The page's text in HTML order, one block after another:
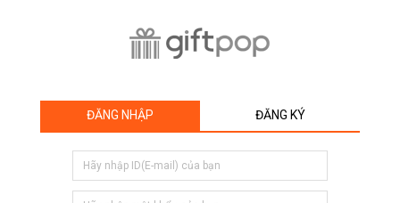
ĐĂNG NHẬP ĐĂNG KÝ